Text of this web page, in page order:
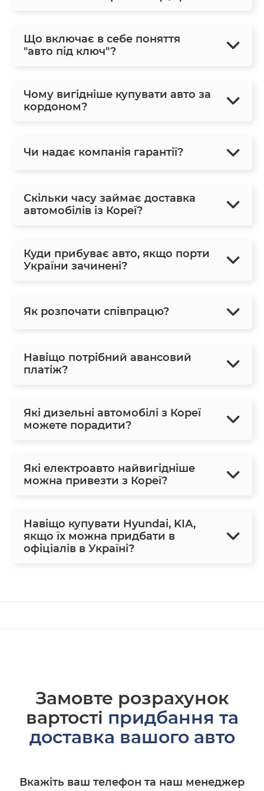
Що включає в себе поняття
"авто під ключ"?
Чому вигідніше купувати авто за
кордоном?
Чи надає компанія гарантії?
Скільки часу займає доставка
автомобілів із Кореї?
Куди прибуває авто, якщо порти
України зачинені?
Як розпочати співпрацю?
Навіщо потрібний авансовий
платіж?
Які дизельні автомобілі з Кореї
можете порадити?
Які електроавто найвигідніше
можна привезти з Кореї?
Навіщо купувати Hyundai, KIA,
якщо їх можна придбати в
офіціалів в Україні?
Замовте розрахунок
вартості придбання та
доставка вашого авто
Вкажіть ваш телефон та наш менеджер